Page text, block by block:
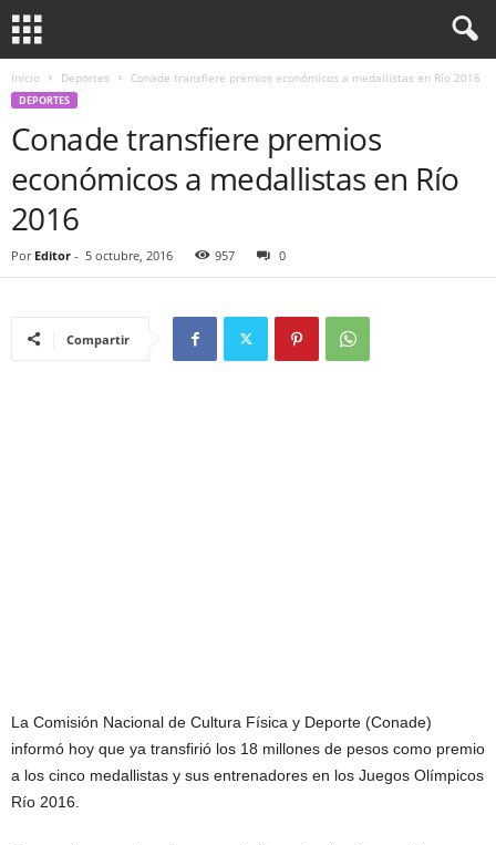
Inicio Deportes Conade transfiere premios económicos a medallistas en Río 2016
DEPORTES
Conade transfiere premios
económicos a medallistas en Río
2016
Por Editor - 5 octubre, 2016 957 0
Compartir
La Comisión Nacional de Cultura Física y Deporte (Conade)
informó hoy que ya transfirió los 18 millones de pesos como premio
a los cinco medallistas y sus entrenadores en los Juegos Olímpicos
Río 2016.